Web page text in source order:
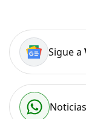
Sigue a